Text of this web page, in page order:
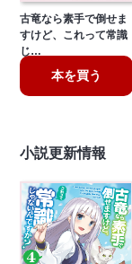
古竜なら素手で倒せま
すけど、これって常識
じ…
本を買う
小説更新情報